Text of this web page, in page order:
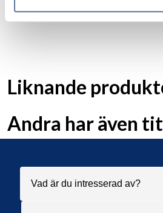
Liknande
Andra har även